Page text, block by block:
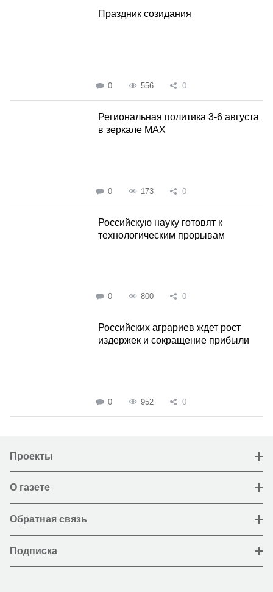
Праздник созидания
0 556 0
Региональная политика 3-6 августа
в зеркале MAX
0 173 0
Российскую науку готовят к
технологическим прорывам
0 800 0
Российских аграриев ждет рост
издержек и сокращение прибыли
0 952 0
Проекты
О газете
Обратная связь
Подписка